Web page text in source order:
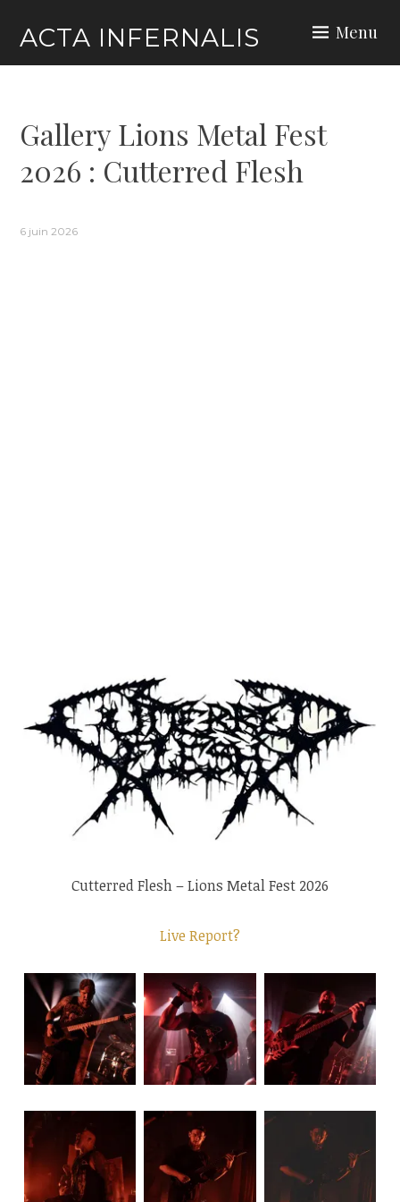
content
ACTA INFERNALIS Menu
Gallery Lions Metal Fest
2026 : Cutterred Flesh
6 juin 2026
Cutterred Flesh – Lions Metal Fest 2026
Live Report?